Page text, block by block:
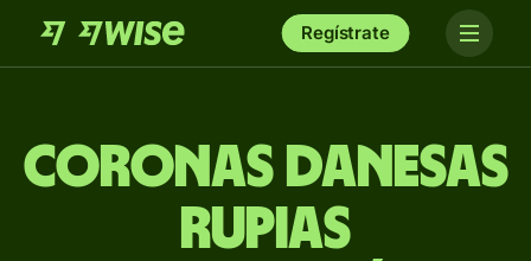
Regístrate
Coronas danesas
rupias